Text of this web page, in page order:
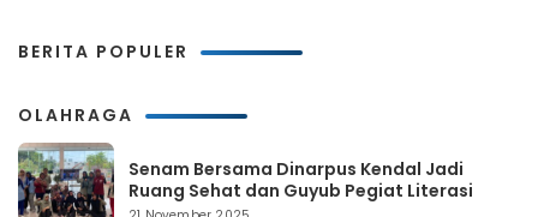
BERITA POPULER
OLAHRAGA
Senam Bersama Dinarpus Kendal Jadi
Ruang Sehat dan Guyub Pegiat Literasi